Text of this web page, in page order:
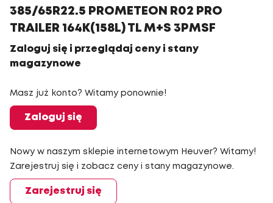
385/65R22.5 PROMETEON R02 PRO
TRAILER 164K(158L) TL M+S 3PMSF
Zaloguj się i przeglądaj ceny i stany
magazynowe
Masz już konto? Witamy ponownie!
Zaloguj się
Nowy w naszym sklepie internetowym Heuver? Witamy!
Zarejestruj się i zobacz ceny i stany magazynowe.
Zarejestruj się